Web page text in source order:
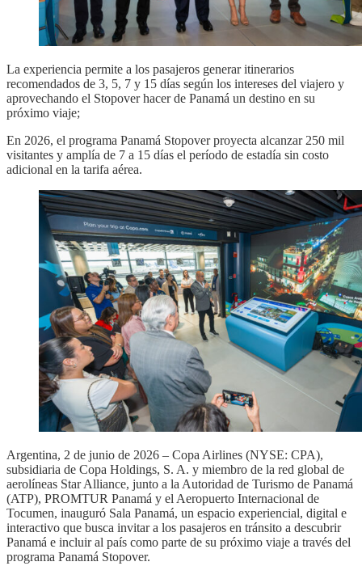
La experiencia permite a los pasajeros generar itinerarios
recomendados de 3, 5, 7 y 15 días según los intereses del viajero y
aprovechando el Stopover hacer de Panamá un destino en su
próximo viaje;
En 2026, el programa Panamá Stopover proyecta alcanzar 250 mil
visitantes y amplía de 7 a 15 días el período de estadía sin costo
adicional en la tarifa aérea.
Argentina, 2 de junio de 2026 – Copa Airlines (NYSE: CPA),
subsidiaria de Copa Holdings, S. A. y miembro de la red global de
aerolíneas Star Alliance, junto a la Autoridad de Turismo de Panamá
(ATP), PROMTUR Panamá y el Aeropuerto Internacional de
Tocumen, inauguró Sala Panamá, un espacio experiencial, digital e
interactivo que busca invitar a los pasajeros en tránsito a descubrir
Panamá e incluir al país como parte de su próximo viaje a través del
programa Panamá Stopover.